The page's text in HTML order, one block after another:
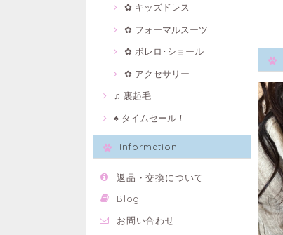
✿ キッズドレス
✿ フォーマルスーツ
✿ ボレロ･ショール
✿ アクセサリー
♫ 裏起毛
♠ タイムセール！
Information
返品・交換について
Blog
お問い合わせ